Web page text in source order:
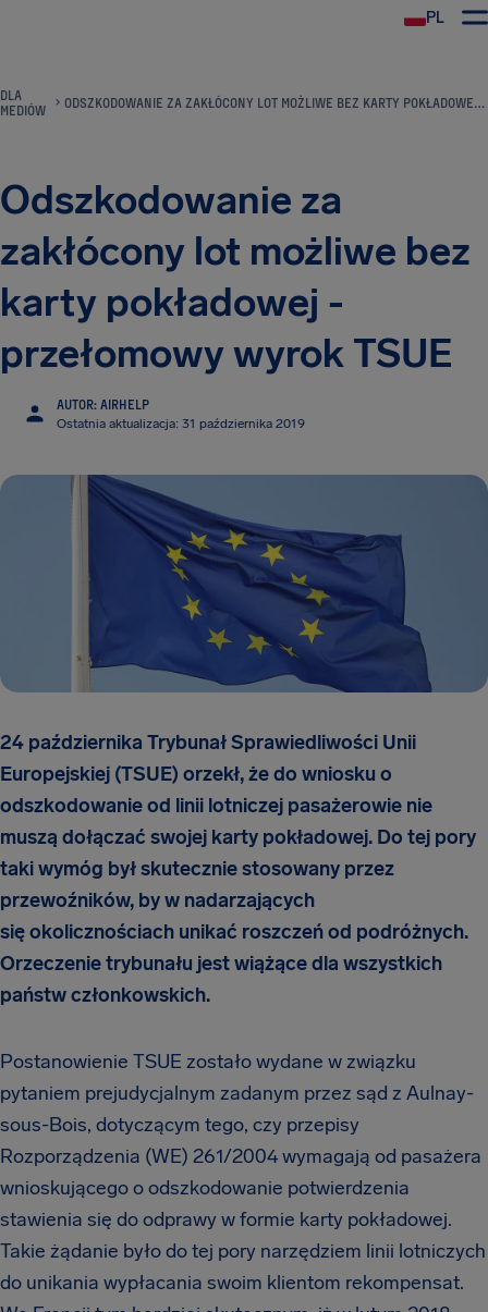
PL
DLA
MEDIÓW
ODSZKODOWANIE ZA ZAKŁÓCONY LOT MOŻLIWE BEZ KARTY POKŁADOWEJ - PRZEŁOMOWY WYROK TSUE
Odszkodowanie za
zakłócony lot możliwe bez
karty pokładowej -
przełomowy wyrok TSUE
AUTOR: AIRHELP
Ostatnia aktualizacja: 31 października 2019
24 października Trybunał Sprawiedliwości Unii
Europejskiej (TSUE) orzekł, że do wniosku o
odszkodowanie od linii lotniczej pasażerowie nie
muszą dołączać swojej karty pokładowej. Do tej pory
taki wymóg był skutecznie stosowany przez
przewoźników, by w nadarzających
się okolicznościach unikać roszczeń od podróżnych.
Orzeczenie trybunału jest wiążące dla wszystkich
państw członkowskich.
Postanowienie TSUE zostało wydane w związku
pytaniem prejudycjalnym zadanym przez sąd z Aulnay-
sous-Bois, dotyczącym tego, czy przepisy
Rozporządzenia (WE) 261/2004 wymagają od pasażera
wnioskującego o odszkodowanie potwierdzenia
stawienia się do odprawy w formie karty pokładowej.
Takie żądanie było do tej pory narzędziem linii lotniczych
do unikania wypłacania swoim klientom rekompensat.